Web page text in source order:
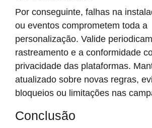
Por conseguinte, falhas na
ou eventos comprometem toda a
personalização. Valide
rastreamento e a conformidade
privacidade das plataformas.
atualizado sobre novas regras,
bloqueios ou limitações nas
Conclusão